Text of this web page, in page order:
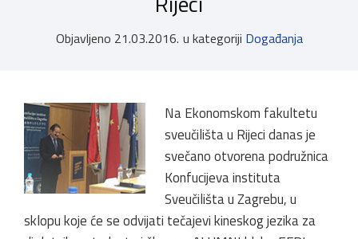
Objavljeno 21.03.2016. u kategoriji Događanja
Na Ekonomskom fakultetu
sveučilišta u Rijeci danas je
svečano otvorena podružnica
Konfucijeva instituta
Sveučilišta u Zagrebu, u
sklopu koje će se odvijati tečajevi kineskog jezika za